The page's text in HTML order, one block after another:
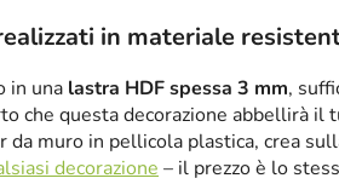
in materiale
in una lastra HDF spessa 3 mm,
che questa decorazione abbellirà
da muro in pellicola plastica, crea
decorazione – il prezzo è lo